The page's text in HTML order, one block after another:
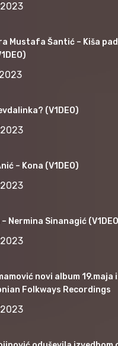
Mustafa Šantić – Kiša
(V1DEO)
– Kona (V1DEO)
Nermina Sinanagić
novi album 19.maja
Folkways Recordings